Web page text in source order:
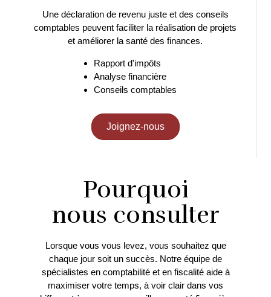
Une déclaration de revenu juste et des conseils
comptables peuvent faciliter la réalisation de projets
et améliorer la santé des finances.
Rapport d'impôts
Analyse financière
Conseils comptables
Joignez-nous
Pourquoi
nous consulter
Lorsque vous vous levez, vous souhaitez que
chaque jour soit un succès. Notre équipe de
spécialistes en comptabilité et en fiscalité aide à
maximiser votre temps, à voir clair dans vos